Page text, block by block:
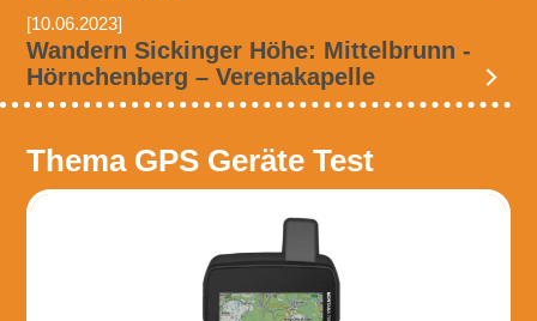
[10.06.2023]
Wandern Sickinger Höhe: Mittelbrunn -
Hörnchenberg – Verenakapelle
Thema GPS Geräte Test